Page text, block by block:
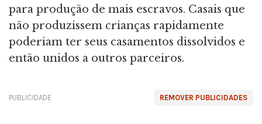
para produção de mais escravos. Casais que
não produzissem crianças rapidamente
poderiam ter seus casamentos dissolvidos e
então unidos a outros parceiros.
REMOVER PUBLICIDADES
PUBLICIDADE